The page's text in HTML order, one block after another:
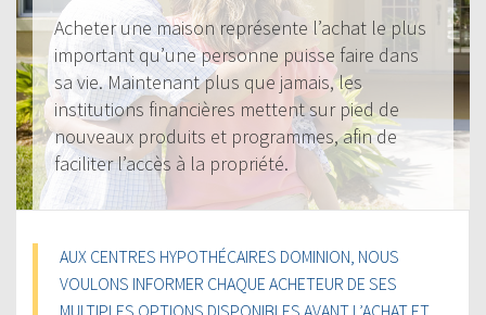
Acheter une maison représente l’achat le plus
important qu’une personne puisse faire dans
sa vie. Maintenant plus que jamais, les
institutions financières mettent sur pied de
nouveaux produits et programmes, afin de
faciliter l’accès à la propriété.
AUX CENTRES HYPOTHÉCAIRES DOMINION, NOUS
VOULONS INFORMER CHAQUE ACHETEUR DE SES
MULTIPLES OPTIONS DISPONIBLES AVANT L’ACHAT ET